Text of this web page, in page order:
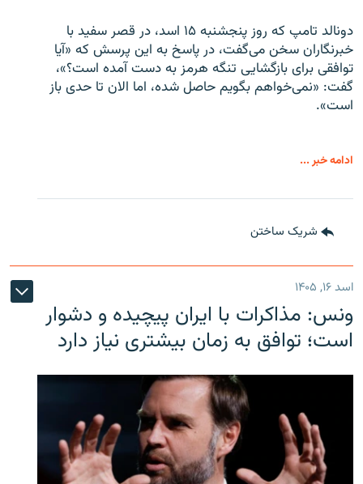
دونالد تامپ که روز پنجشنبه ۱۵ اسد، در قصر سفید با
خبرنگاران سخن می‌گفت، در پاسخ به این پرسش که «آیا
توافقی برای بازگشایی تنگه هرمز به دست آمده است؟»،
گفت: «نمی‌خواهم بگویم حاصل شده، اما الان تا حدی باز
است».
ادامه خبر ...
شریک ساختن
اسد ۱۶, ۱۴۰۵
ونس: مذاکرات با ایران پیچیده و دشوار
است؛ توافق به زمان بیشتری نیاز دارد